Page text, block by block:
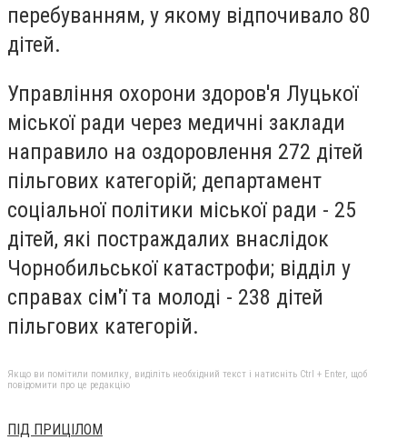
перебуванням, у якому відпочивало 80
дітей.
Управління охорони здоров'я Луцької
міської ради через медичні заклади
направило на оздоровлення 272 дітей
пільгових категорій; департамент
соціальної політики міської ради - 25
дітей, які постраждалих внаслідок
Чорнобильської катастрофи; відділ у
справах сім'ї та молоді - 238 дітей
пільгових категорій.
Якщо ви помітили помилку, виділіть необхідний текст і натисніть Ctrl + Enter, щоб
повідомити про це редакцію
ПІД ПРИЦІЛОМ